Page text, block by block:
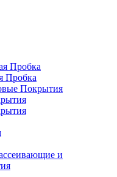
Пробка
Пробка
Покрытия
и